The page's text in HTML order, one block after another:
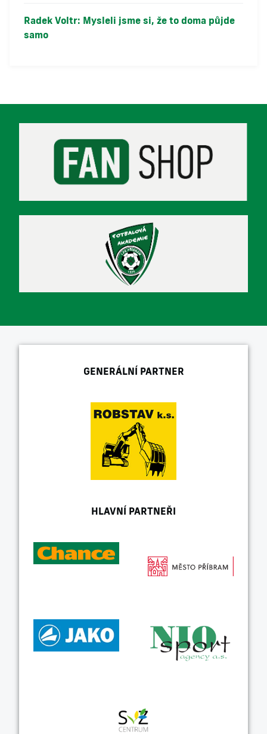
Radek Voltr: Mysleli jsme si, že to doma půjde
samo
GENERÁLNÍ PARTNER
HLAVNÍ PARTNEŘI